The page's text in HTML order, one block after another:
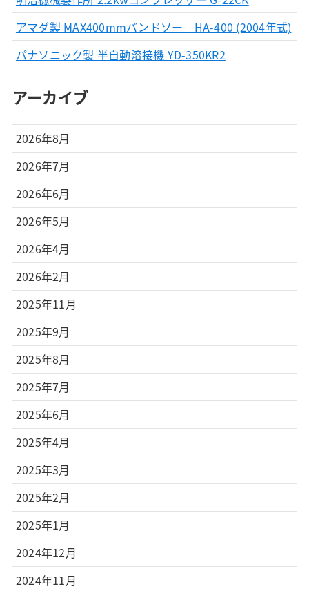
アマダ製 MAX400mmバンドソー HA-400 (2004年式)
パナソニック製 半自動溶接機 YD-350KR2
アーカイブ
2026年8月
2026年7月
2026年6月
2026年5月
2026年4月
2026年2月
2025年11月
2025年9月
2025年8月
2025年7月
2025年6月
2025年4月
2025年3月
2025年2月
2025年1月
2024年12月
2024年11月